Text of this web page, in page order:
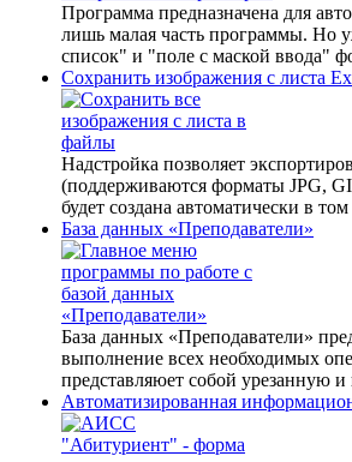
Программа предназначена для
лишь малая часть программы. Но
список" и "поле с маской ввода"
Сохранить изображения с листа
Надстройка позволяет
(поддерживаются форматы JPG,
будет создана автоматически в
База данных «Преподаватели»
База данных «Преподаватели»
выполнение всех необходимых
представляюет собой
Автоматизированная